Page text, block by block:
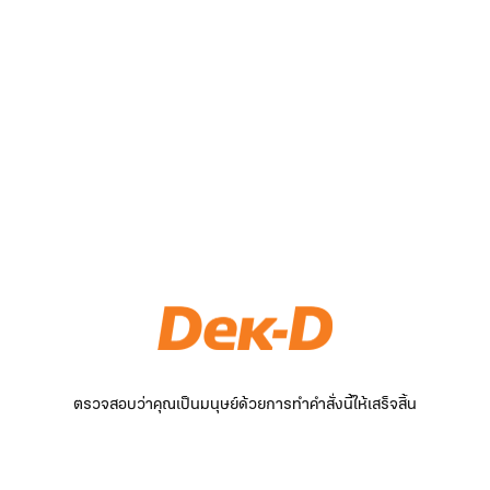
ตรวจสอบว่าคุณเป็นมนุษย์ด้วยการทำคำสั่งนี้ให้เสร็จสิ้น